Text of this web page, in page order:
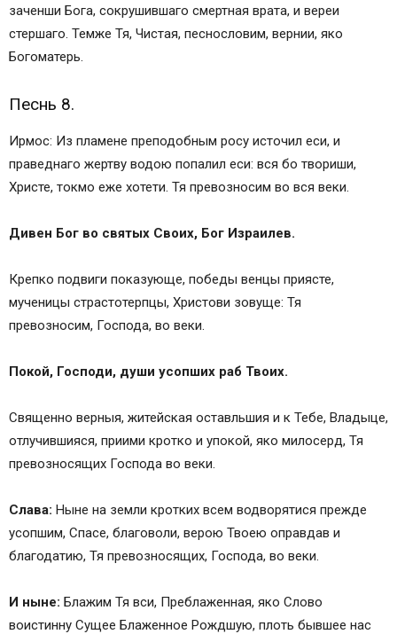
заченши Бога, сокрушившаго смертная врата, и вереи
стершаго. Темже Тя, Чистая, песнословим, вернии, яко
Богоматерь.
Песнь 8.
Ирмос: Из пламене преподобным росу источил еси, и
праведнаго жертву водою попалил еси: вся бо твориши,
Христе, токмо еже хотети. Тя превозносим во вся веки.
Дивен Бог во святых Своих, Бог Израилев.
Крепко подвиги показующе, победы венцы приясте,
мученицы страстотерпцы, Христови зовуще: Тя
превозносим, Господа, во веки.
Покой, Господи, души усопших раб Твоих.
Священно верныя, житейская оставльшия и к Тебе, Владыце,
отлучившияся, приими кротко и упокой, яко милосерд, Тя
превозносящих Господа во веки.
Слава: Ныне на земли кротких всем водворятися прежде
усопшим, Спасе, благоволи, верою Твоею оправдав и
благодатию, Тя превозносящих, Господа, во веки.
И ныне: Блажим Тя вси, Преблаженная, яко Слово
воистинну Сущее Блаженное Рождшую, плоть бывшее нас